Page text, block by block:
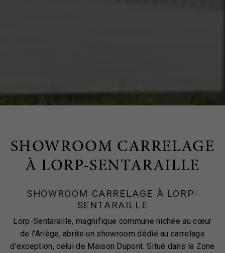
SHOWROOM CARRELAGE
À LORP-SENTARAILLE
SHOWROOM CARRELAGE À LORP-
SENTARAILLE
Lorp-Sentaraille, magnifique commune nichée au cœur
de l'Ariège, abrite un showroom dédié au carrelage
d'exception, celui de Maison Dupont. Situé dans la Zone